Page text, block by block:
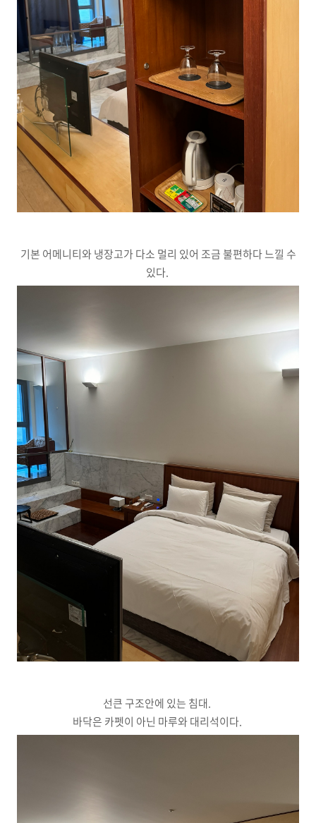
기본 어메니티와 냉장고가 다소 멀리 있어 조금 불편하다 느낄 수
있다.
선큰 구조안에 있는 침대.
바닥은 카펫이 아닌 마루와 대리석이다.